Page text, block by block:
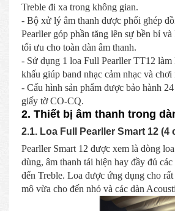
Treble đi xa trong không gian.
- Bộ xử lý âm thanh được phối ghép
Pearller góp phần tăng lên sự bền bỉ và
tối ưu cho toàn dàn âm thanh.
- Sử dụng 1 loa Full Pearller TT12 làm
khấu giúp band nhạc cảm nhạc và chơi
- Cấu hình sản phẩm được bảo hành
giấy tờ CO-CQ.
2. Thiết bị âm thanh trong
2.1. Loa Full Pearller Smart 12 (4
Pearller Smart 12 được xem là dòng
dùng, âm thanh tái hiện hay đầy đủ
đến Treble. Loa được ứng dụng cho
mô vừa cho đến nhỏ và các dàn